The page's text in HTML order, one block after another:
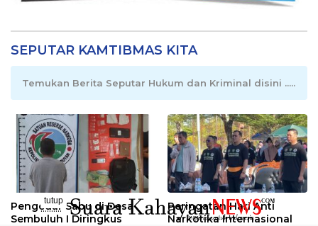
SEPUTAR KAMTIBMAS KITA
Temukan Berita Seputar Hukum dan Kriminal disini .....
Pengedar Sabu di Desa
Sembuluh I Diringkus
Peringatan Hari Anti
Narkotika Internasional
tutup
..........